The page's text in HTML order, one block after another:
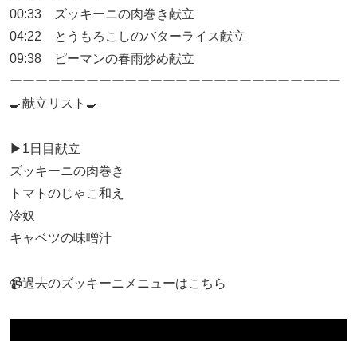
00:33 ズッキーニの肉巻き献立
04:22 とうもろこしのバターライス献立
09:38 ピーマンの春雨炒め献立
ーーーーーーーーーーーーーーーーーーーーーーーーーー
🍳献立リスト🍳
▶1日目献立
ズッキーニの肉巻き
トマトのじゃこ和え
冷奴
キャベツの味噌汁
📹️過去のズッキーニメニューはこちら